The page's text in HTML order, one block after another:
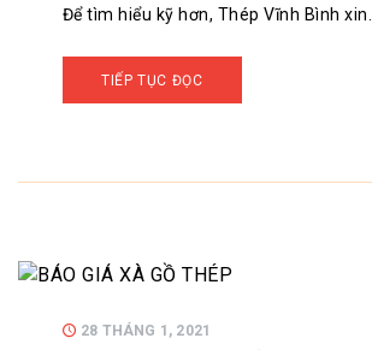
Để tìm hiểu kỹ hơn, Thép Vĩnh Bình xin…
TIẾP TỤC ĐỌC
28 THÁNG 1, 2021